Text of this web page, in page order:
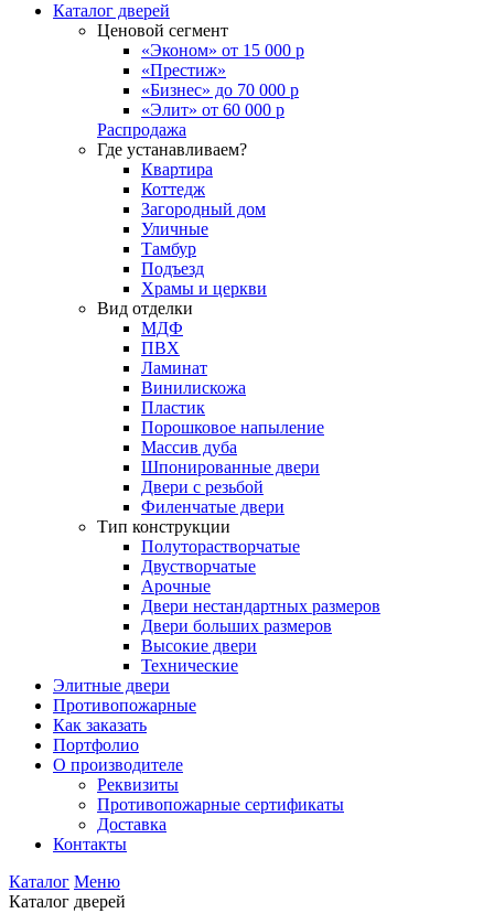
Каталог дверей
Ценовой сегмент
«Эконом» от 15 000 р
«Престиж»
«Бизнес» до 70 000 р
«Элит» от 60 000 р
Распродажа
Где устанавливаем?
Квартира
Коттедж
Загородный дом
Уличные
Тамбур
Подъезд
Храмы и церкви
Вид отделки
МДФ
ПВХ
Ламинат
Винилискожа
Пластик
Порошковое напыление
Массив дуба
Шпонированные двери
Двери с резьбой
Филенчатые двери
Тип конструкции
Полуторастворчатые
Двустворчатые
Арочные
Двери нестандартных размеров
Двери больших размеров
Высокие двери
Технические
Элитные двери
Противопожарные
Как заказать
Портфолио
О производителе
Реквизиты
Противопожарные сертификаты
Доставка
Контакты
Каталог Меню
Каталог дверей